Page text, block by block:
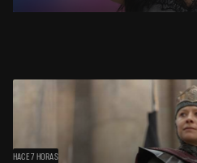
HACE 7 HORAS